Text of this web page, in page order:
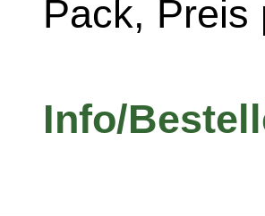
Pack, Preis
Info/